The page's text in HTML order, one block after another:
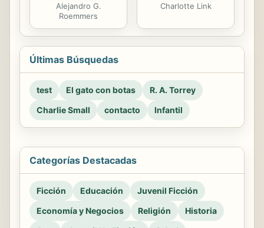
Alejandro G.
Roemmers
Charlotte Link
Últimas Búsquedas
test El gato con botas
R. A. Torrey
Charlie Small
contacto Infantil
Categorías Destacadas
Ficción Educación
Juvenil Ficción
Economía y Negocios
Religión
Historia